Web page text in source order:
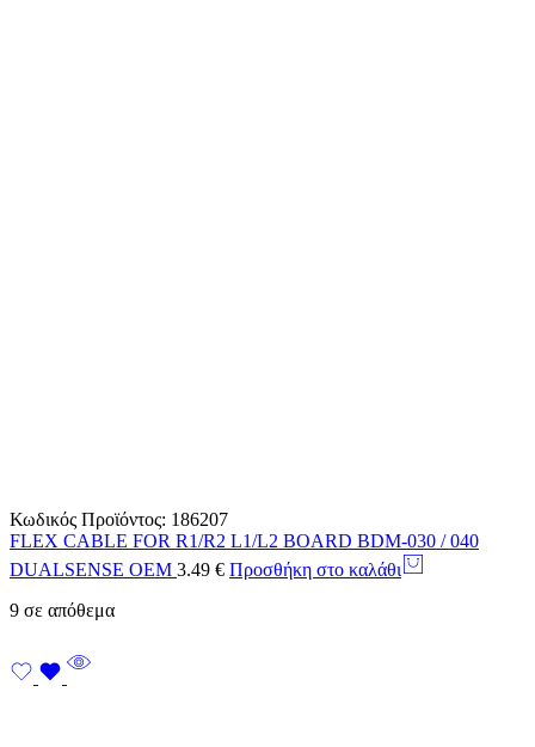
Κωδικός Προϊόντος: 186207
FLEX CABLE FOR R1/R2 L1/L2 BOARD BDM-030 / 040
DUALSENSE OEM 3.49 € Προσθήκη στο καλάθι
9 σε απόθεμα